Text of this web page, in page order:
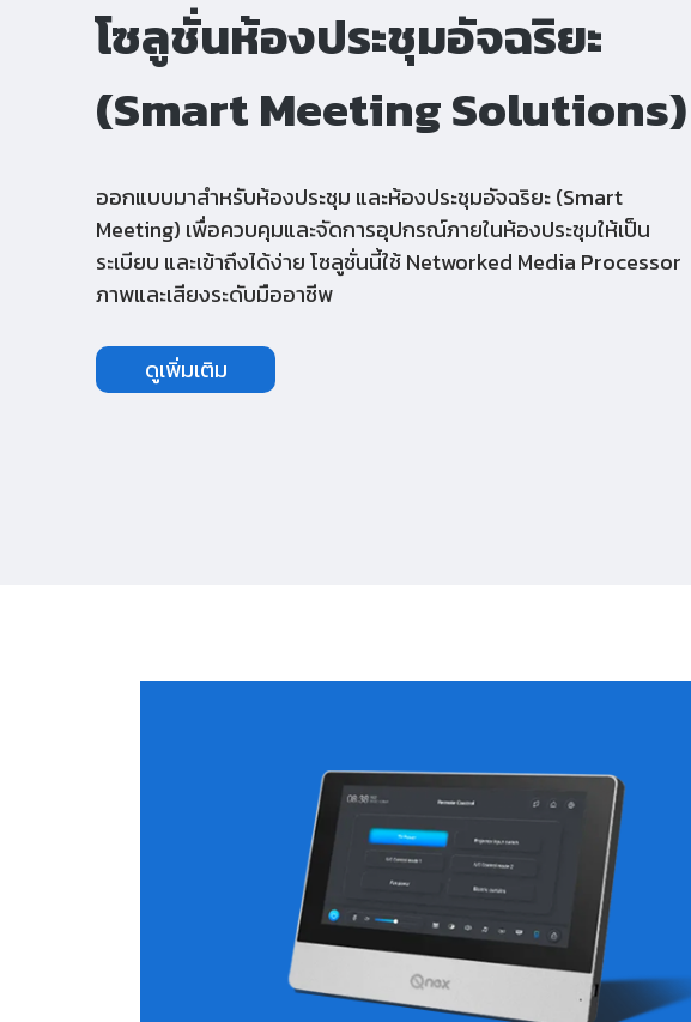
โซลูชั่นห้องประชุมอัจฉริยะ
(Smart Meeting Solutions)
ออกแบบมาสำหรับห้องประชุม และห้องประชุมอัจฉริยะ (Smart
Meeting) เพื่อควบคุมและจัดการอุปกรณ์ภายในห้องประชุมให้เป็น
ระเบียบ และเข้าถึงได้ง่าย โซลูชั่นนี้ใช้ Networked Media Processor
ภาพและเสียงระดับมืออาชีพ
ดูเพิ่มเติม